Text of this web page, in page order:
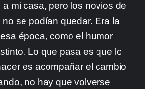
a mi casa, pero los novios de
se podían quedar. Era la
época, como el humor
Lo que pasa es que lo
es acompañar el cambio
no hay que volverse